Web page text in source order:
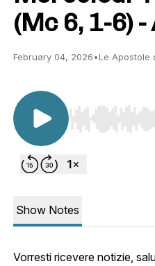
(Mc 6, 1-6)
February 04, 2026•Le Apostole
Use Left/Right
Show Notes
Vorresti ricevere notizie,